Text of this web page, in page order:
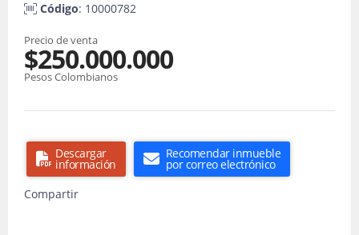
Código: 10000782
Precio de venta
$250.000.000
Pesos Colombianos
Descargar
información
Recomendar inmueble
por correo electrónico
Compartir